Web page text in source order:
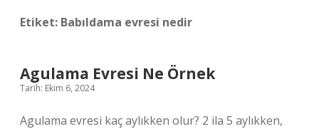
Etiket: Babıldama evresi nedir
Agulama Evresi Ne Örnek
Tarih: Ekim 6, 2024
Agulama evresi kaç aylıkken olur? 2 ila 5 aylıkken,